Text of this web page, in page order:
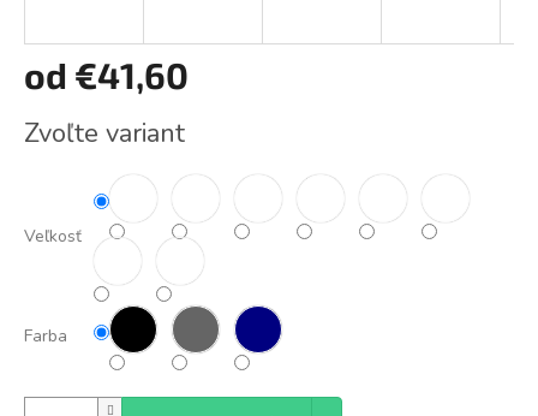
od €41,60
cena:
Zvoľte variant
Veľkosť
Farba